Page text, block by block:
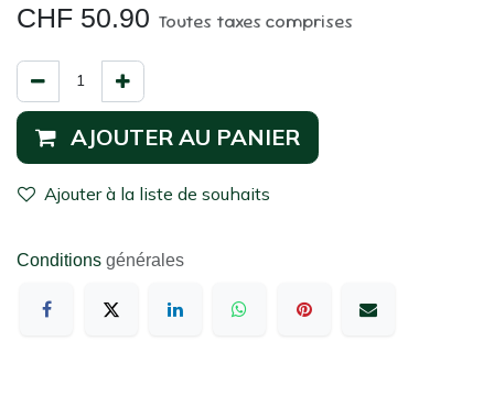
CHF 50.90 Toutes taxes comprises
AJOUTER AU PANIER
Ajouter à la liste de souhaits
Conditions générales